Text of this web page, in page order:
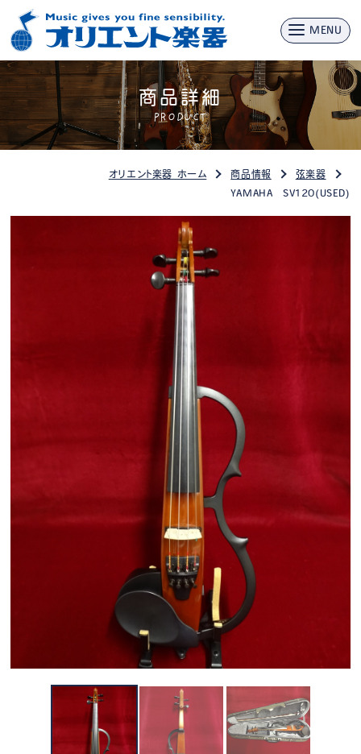
MENU
商品詳細
PRODUCT
オリエント楽器 ホーム 商品情報
弦楽器
YAMAHA SV120(USED)